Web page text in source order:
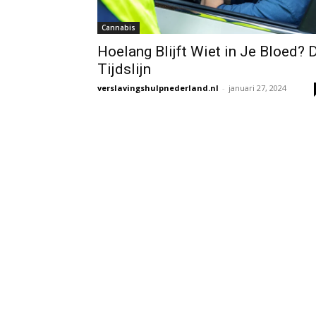
Cannabis
Hoelang Blijft Wiet in Je Bloed?
Tijdslijn
verslavingshulpnederland.nl - januari 27, 2024